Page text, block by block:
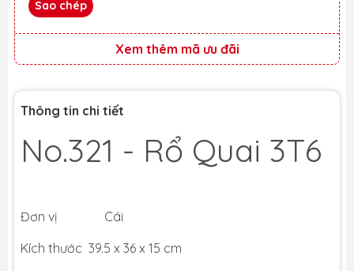
Sao chép
Xem thêm mã ưu đãi
Thông tin chi tiết
No.321 - Rổ Quai 3T6
Đơn vị Cái
Kích thước 39.5 x 36 x 15 cm